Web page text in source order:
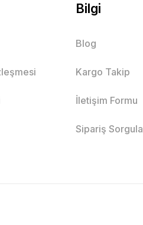
Bilgi
Blog
Kargo Takip
İletişim Formu
Sipariş Sorgula